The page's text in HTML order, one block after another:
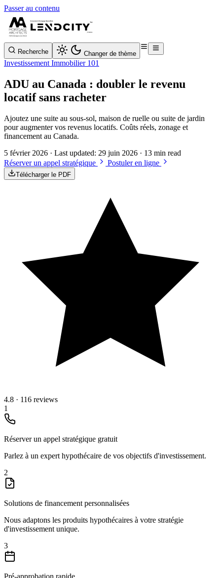
Passer au contenu
Recherche Changer de thème
Investissement Immobilier 101
ADU au Canada : doubler le revenu
locatif sans racheter
Ajoutez une suite au sous-sol, maison de ruelle ou suite de jardin
pour augmenter vos revenus locatifs. Coûts réels, zonage et
financement au Canada.
5 février 2026 · Last updated: 29 juin 2026 · 13 min read
Réserver un appel stratégique
Postuler en ligne
Télécharger le PDF
4.8 · 116 reviews
1
Réserver un appel stratégique gratuit
Parlez à un expert hypothécaire de vos objectifs d'investissement.
2
Solutions de financement personnalisées
Nous adaptons les produits hypothécaires à votre stratégie
d'investissement unique.
3
Pré-approbation rapide